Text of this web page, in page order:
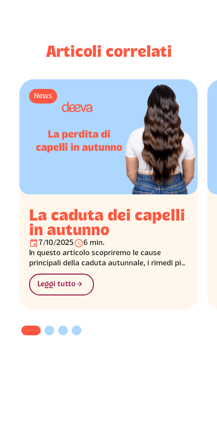
Articoli correlati
News
La caduta dei capelli
in autunno
󰃭 7/10/2025 󰅐6 min.
In questo articolo scopriremo le cause
principali della caduta autunnale, i rimedi più
efficaci per ridurla e i consigli pratici per
aiutare i capelli a ritrovare forza e vitalità.
Leggi tutto󰁔